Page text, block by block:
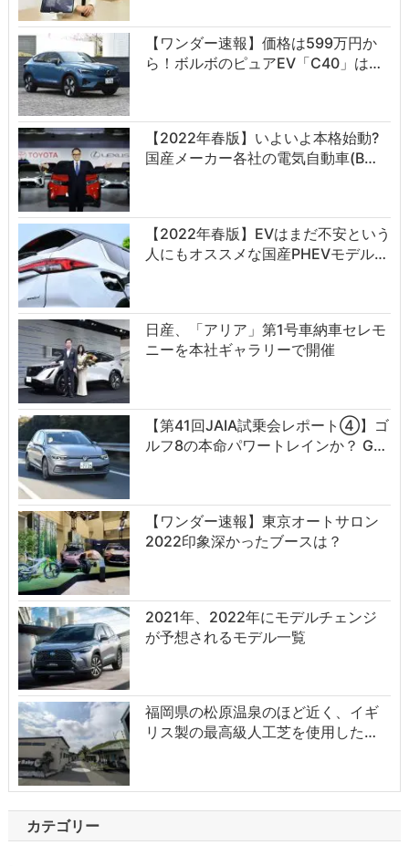
【ワンダー速報】価格は599万円か
ら！ボルボのピュアEV「C40」は…
【2022年春版】いよいよ本格始動?
国産メーカー各社の電気自動車(B…
【2022年春版】EVはまだ不安という
人にもオススメな国産PHEVモデル…
日産、「アリア」第1号車納車セレモ
ニーを本社ギャラリーで開催
【第41回JAIA試乗会レポート④】ゴ
ルフ8の本命パワートレインか？ G…
【ワンダー速報】東京オートサロン
2022印象深かったブースは？
2021年、2022年にモデルチェンジ
が予想されるモデル一覧
福岡県の松原温泉のほど近く、イギ
リス製の最高級人工芝を使用した…
カテゴリー